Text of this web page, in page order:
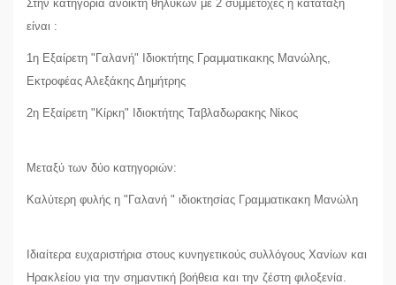
Στην κατηγορία ανοικτή θηλυκών με 2 συμμετοχές η κατάταξη
είναι :
1η Εξαίρετη "Γαλανή" Ιδιοκτήτης Γραμματικακης Μανώλης,
Εκτροφέας Αλεξάκης Δημήτρης
2η Εξαίρετη "Κίρκη" Ιδιοκτήτης Ταβλαδωρακης Νίκος
Μεταξύ των δύο κατηγοριών:
Καλύτερη φυλής η "Γαλανή " ιδιοκτησίας Γραμματικακη Μανώλη
Ιδιαίτερα ευχαριστήρια στους κυνηγετικούς συλλόγους Χανίων και
Ηρακλείου για την σημαντική βοήθεια και την ζέστη φιλοξενία.